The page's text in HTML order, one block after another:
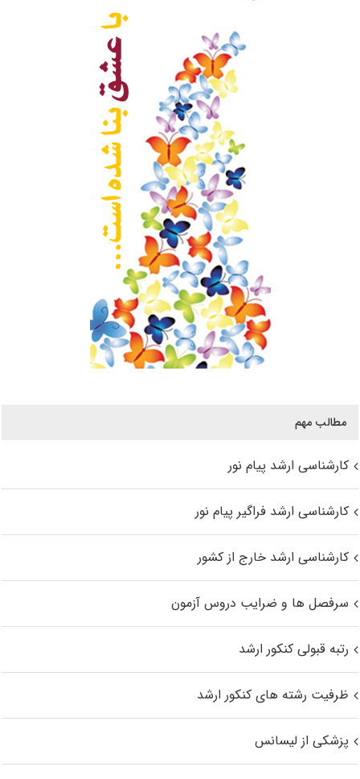
مطالب مهم
کارشناسی ارشد پیام نور
کارشناسی ارشد فراگیر پیام نور
کارشناسی ارشد خارج از کشور
سرفصل ها و ضرایب دروس آزمون
رتبه قبولی کنکور ارشد
ظرفیت رشته های کنکور ارشد
پزشکی از لیسانس